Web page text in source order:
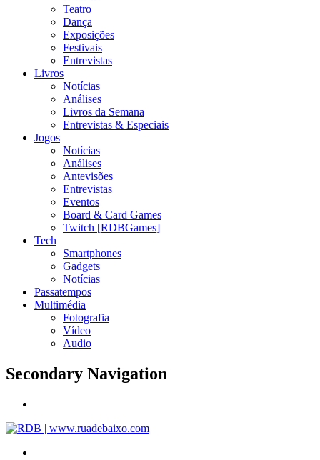
Teatro
Dança
Exposições
Festivais
Entrevistas
Livros
Notícias
Análises
Livros da Semana
Entrevistas & Especiais
Jogos
Notícias
Análises
Antevisões
Entrevistas
Eventos
Board & Card Games
Twitch [RDBGames]
Tech
Smartphones
Gadgets
Notícias
Passatempos
Multimédia
Fotografia
Vídeo
Audio
Secondary Navigation